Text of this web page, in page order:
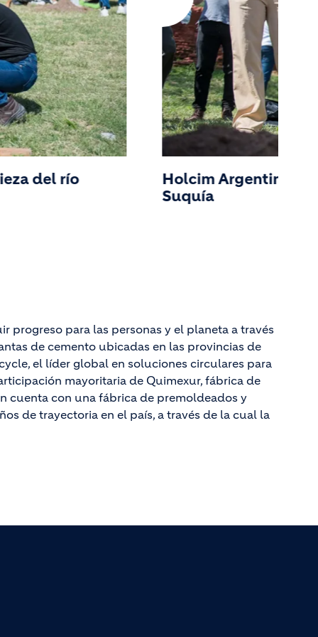
del río
Holcim Argentina
Suquía
progreso para las personas y el planeta a través
de cemento ubicadas en las provincias de
el líder global en soluciones circulares para
mayoritaria de Quimexur, fábrica de
cuenta con una fábrica de premoldeados y
de trayectoria en el país, a través de la cual la